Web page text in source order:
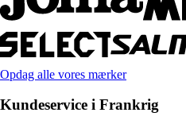
Opdag alle vores mærker
Kundeservice i Frankrig